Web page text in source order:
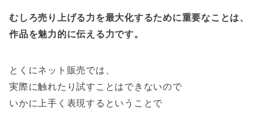
むしろ売り上げる力を最大化するために重要なことは、
作品を魅力的に伝える力です。
とくにネット販売では、
実際に触れたり試すことはできないので
いかに上手く表現するということで